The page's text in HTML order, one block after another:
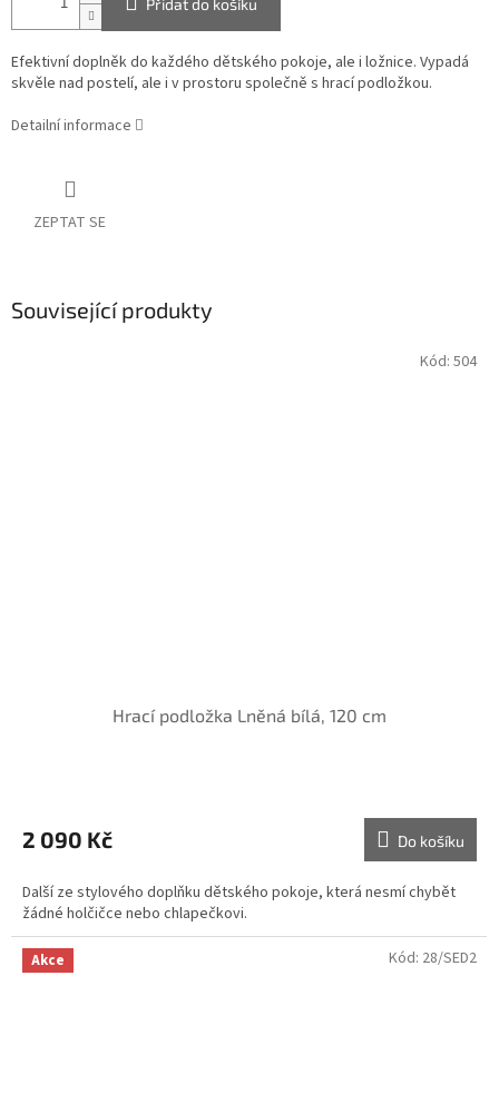
Přidat do košíku
Efektivní doplněk do každého dětského pokoje, ale i ložnice. Vypadá
skvěle nad postelí, ale i v prostoru společně s hrací podložkou.
Detailní informace
ZEPTAT SE
Související produkty
Hrací podložka Lněná bílá, 120 cm
2 090 Kč Do košíku
Další ze stylového doplňku dětského pokoje, která nesmí chybět
žádné holčičce nebo chlapečkovi.
Kód: 504
Akce Kód: 28/SED2